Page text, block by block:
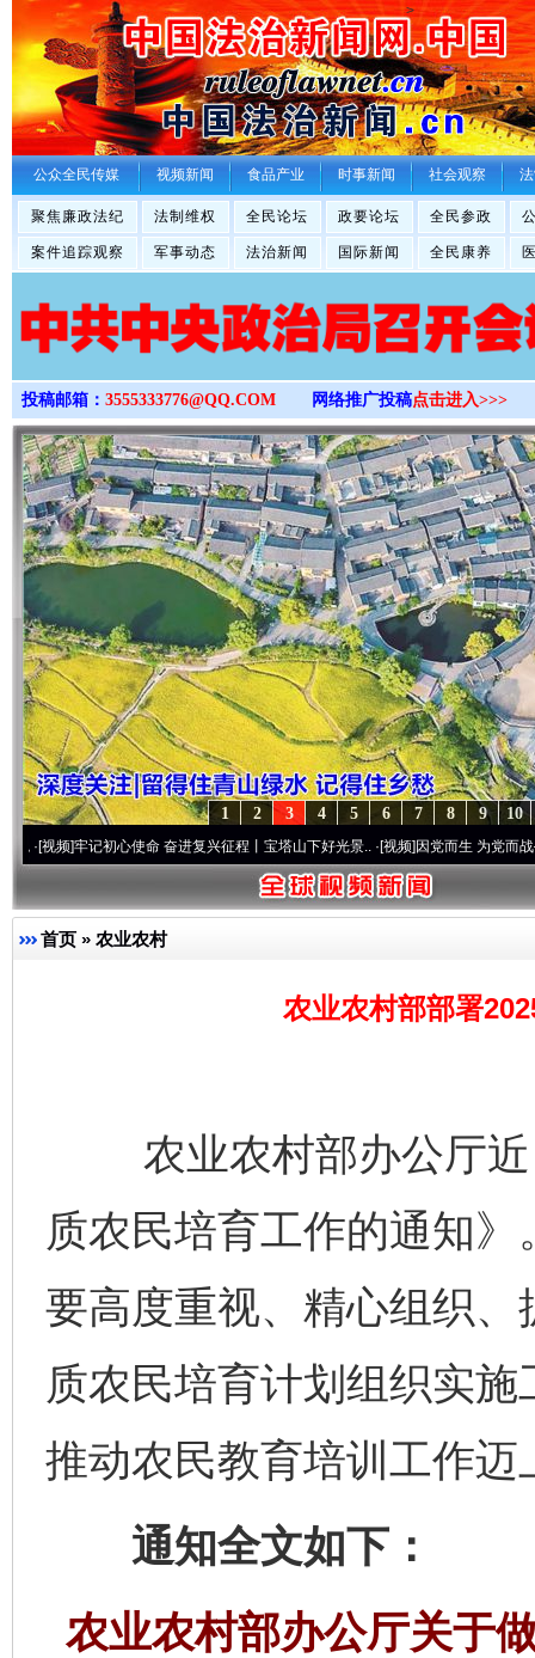
>
公众全民传媒 视频新闻 食品产业 时事新闻 社会观察
聚焦廉政法纪 法制维权 全民论坛 政要论坛 全民参政
案件追踪观察 军事动态 法治新闻 国际新闻 全民康养
投稿邮箱： 3555333776@QQ.COM 网络推广投稿点击进入>>>
10
9
8
7
6
5
4
3
2
1
记初心使命 奋进复兴征程丨宝塔山下好光景..·[视频]因党而生 为党而战——百年“
首页 » 农业农村
农业农村部部署
农业农村部办公厅近
质农民培育工作的通知
要高度重视、精心组织
质农民培育计划组织实
推动农民教育培训工作迈
通知全文如下：
农业农村部办公厅关于